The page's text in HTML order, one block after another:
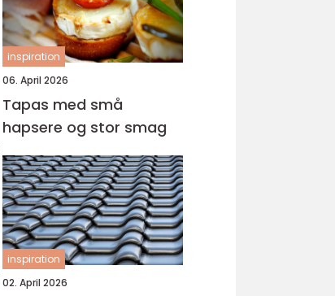
inspiration
06. April 2026
Tapas med små
hapsere og stor smag
inspiration
02. April 2026